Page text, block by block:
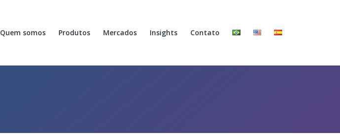
Quem somos Produtos Mercados Insights Contato